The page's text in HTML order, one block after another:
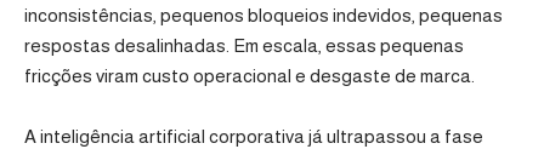
inconsistências, pequenos bloqueios indevidos, pequenas
respostas desalinhadas. Em escala, essas pequenas
fricções viram custo operacional e desgaste de marca.
A inteligência artificial corporativa já ultrapassou a fase